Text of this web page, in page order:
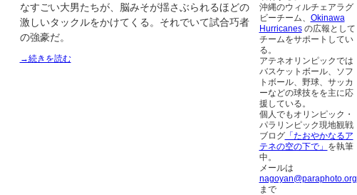
なすごい大男たちが、脳みそが揺さぶられるほどの
激しいタックルをかけてくる。それでいて試合巧者
の強豪だ。
→続きを読む
沖縄のウィルチェアラグ
ビーチーム、 Okinawa
Hurricanesの広報として
チームをサポートしてい
る。
アテネオリンピックでは
バスケットボール、ソフ
トボール、野球、サッカ
ーなどの球技をを主に応
援している。
個人でもオリンピック・
パラリンピック現地観戦
ブログ「たおやかなるア
テネの空の下で」 を執筆
中。
メールは
nagoyan@paraphoto.org
まで